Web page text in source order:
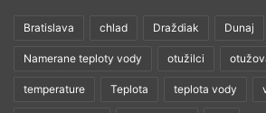
Bratislava chlad Draždiak Dunaj
Namerane teploty vody otužilci
temperature Teplota teplota vody